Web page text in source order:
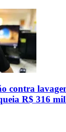
contra
R$ 316